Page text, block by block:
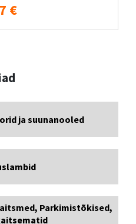
€
ja suunanooled
Parkimistõkised,